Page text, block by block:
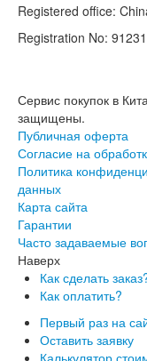
Registered office:
Registration No:
Сервис покупок в
защищены.
Публичная оферта
Согласие на
Политика
данных
Карта сайта
Гарантии
Часто задаваемые
Наверх
Как сделать
Как оплатить?
Первый раз на
Оставить заявку
Калькулятор